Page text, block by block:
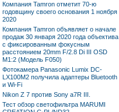
Компания Tamron отметит 70-ю
годовщину своего основания 1 ноября
2020
Компания Tamron объявляет о начале
продаж 30 января 2020 года объектива
с фиксированным фокусным
расстоянием 20mm F/2.8 Di III OSD
M1:2 (Модель F050)
Фотокамера Panasonic Lumix DC-
LX100M2 получила адаптеры Bluetooth
и Wi-Fi
Nikon Z 7 против Sony a7R III.
Тест обзор светофильтра MARUMI